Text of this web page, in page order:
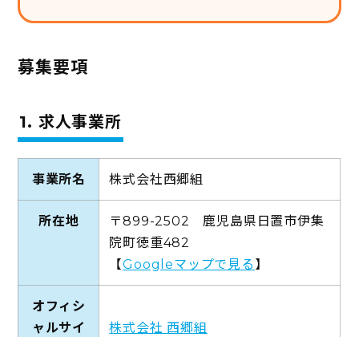
募集要項
1. 求人事業所
事業所名 株式会社西郷組
所在地
〒899-2502 鹿児島県日置市伊集
院町徳重482
【Googleマップで見る 】
オフィシ
ャルサイ
株式会社 西郷組